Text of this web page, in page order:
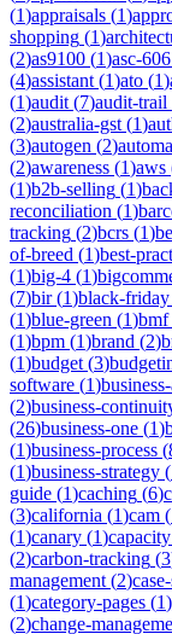
(1)appraisals (1)
shopping (1)
(2)as9100 (1)asc-606
(4)assistant (1)ato (1)
(1)audit (7)audit-trail
(2)australia-gst (1)
(3)autogen (2)
(2)awareness (1)aws
(1)b2b-selling (1)
reconciliation (1)
tracking (2)bcrs (1)
of-breed (1)best-
(1)big-4 (1)
(7)bir(1)black-friday
(1)blue-green (1)bmf
(1)bpm (1)brand (2)
(1)budget (3)
software (1)
(2)business-
(26)business-one (1)
(1)business-process (
(1)business-strategy (
guide (1)caching (6)
(3)california (1)cam (
(1)canary (1)capacity
(2)carbon-tracking (3
management (2)
(1)category-pages (1)
(2)change-